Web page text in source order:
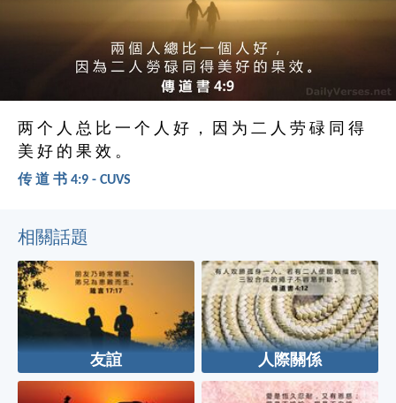
两 个 人 总 比 一 个 人 好 ， 因 为 二 人 劳 碌 同 得
美 好 的 果 效 。
传 道 书 4:9 - CUVS
相關話題
友誼 人際關係